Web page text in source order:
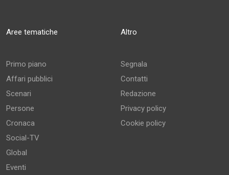
Aree tematiche
Primo piano
Affari pubblici
Scenari
Persone
Cronaca
Social-TV
Global
Eventi
Altro
Segnala
Contatti
Redazione
Privacy policy
Cookie policy